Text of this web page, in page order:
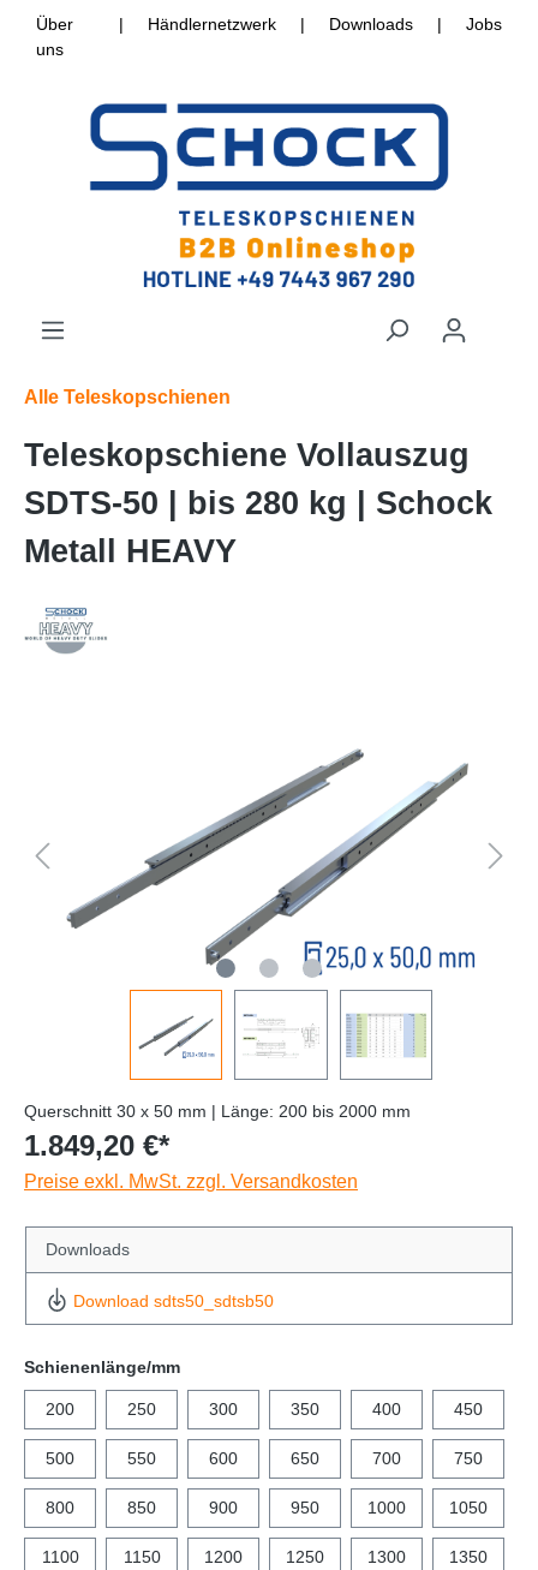
Über
uns
| Händlernetzwerk | Downloads | Jobs
Alle Teleskopschienen
Teleskopschiene Vollauszug
SDTS-50 | bis 280 kg | Schock
Metall HEAVY
Querschnitt 30 x 50 mm | Länge: 200 bis 2000 mm
1.849,20 €*
Preise exkl. MwSt. zzgl. Versandkosten
Downloads
Download sdts50_sdtsb50
Schienenlänge/mm
200 250 300 350 400 450
500 550 600 650 700 750
800 850 900 950 1000 1050
1100 1150 1200 1250 1300 1350